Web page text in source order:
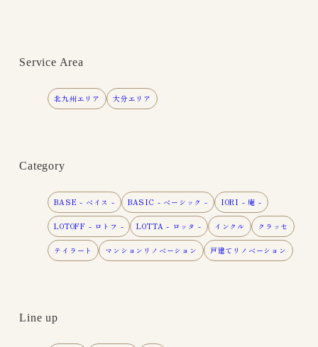
Service Area
北九州エリア 大分エリア
Category
BASE - ベイス - BASIC - ベーシック - IORI - 庵 -
LOTOFF - ロトフ - LOTTA - ロッタ - インクル クラッセ
テイラート マンションリノベーション 戸建てリノベーション
Line up